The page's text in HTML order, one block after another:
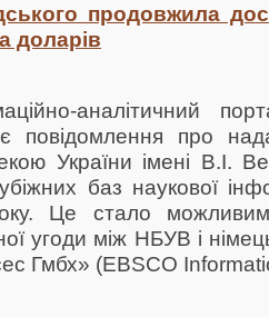
продовжила
доларів
аналітичний
повідомлення про
України імені В.І.
баз наукової
Це стало
угоди між НБУВ і
Гмбх» (EBSCO